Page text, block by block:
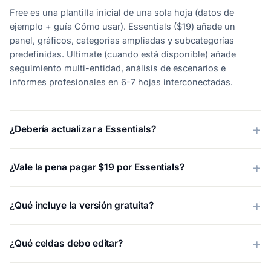
Free es una plantilla inicial de una sola hoja (datos de
ejemplo + guía Cómo usar). Essentials ($19) añade un
panel, gráficos, categorías ampliadas y subcategorías
predefinidas. Ultimate (cuando está disponible) añade
seguimiento multi-entidad, análisis de escenarios e
informes profesionales en 6-7 hojas interconectadas.
¿Debería actualizar a Essentials?
¿Vale la pena pagar $19 por Essentials?
¿Qué incluye la versión gratuita?
¿Qué celdas debo editar?